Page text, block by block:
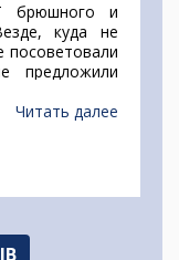
брюшного и
куда не
посоветовали
предложили
недалеко от
Читать далее